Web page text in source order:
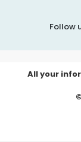
Follow
All your